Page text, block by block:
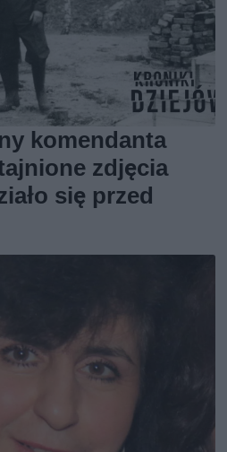
komendanta
zdjęcia
się przed